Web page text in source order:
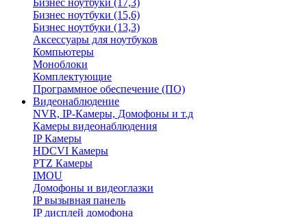
Бизнес ноутбуки (17,3)
Бизнес ноутбуки (15,6)
Бизнес ноутбуки (13,3)
Аксессуары для ноутбуков
Компьютеры
Моноблоки
Комплектующие
Программное обеспечение (ПО)
Видеонаблюдение
NVR, IP-Камеры, Домофоны и т.д
Камеры видеонаблюдения
IP Камеры
HDCVI Камеры
PTZ Камеры
IMOU
Домофоны и видеоглазки
IP вызывная панель
IP дисплей домофона